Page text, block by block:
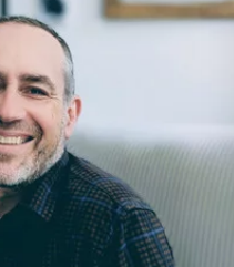
migratoires
frontières; Enjeux géopolitiques
migratoires
d’asile
irrégulières
temporaires
et changement climatique
et développement